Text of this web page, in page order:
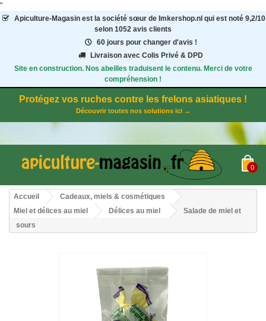
"
Apiculture-Magasinest la société sœur de Imkershop.nl qui est noté 9,2/10
selon 1052 avis clients
60 jours pour changer d'avis !
Livraison avec Colis Privé & DPD
Site en construction. Nos abeilles traduisent le contenu. Merci de votre
compréhension !
Protégez vos ruches contre les frelons asiatiques !
Découvrir toutes nos solutions ici →
0
Accueil
Cadeaux, miels & cosmétiques
Miel et délices au miel
Délices au miel
Salade de miel et
sours